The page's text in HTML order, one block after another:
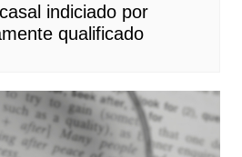
indiciado por
qualificado